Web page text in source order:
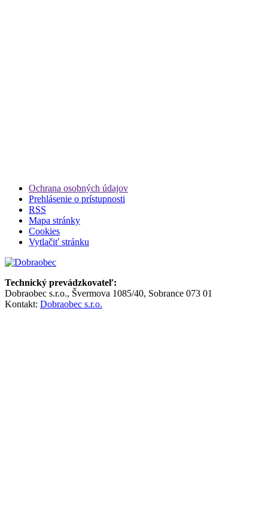
Ochrana osobných údajov
Prehlásenie o prístupnosti
RSS
Mapa stránky
Cookies
Vytlačiť stránku
Technický prevádzkovateľ:
Dobraobec s.r.o., Švermova 1085/40, Sobrance 073 01
Kontakt: Dobraobec s.r.o.